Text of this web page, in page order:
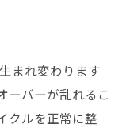
まれ変わります
ーバーが乱れるこ
クルを正常に整